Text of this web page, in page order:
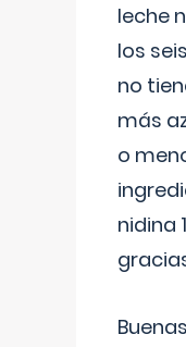
leche
los
no
más
o
nidina